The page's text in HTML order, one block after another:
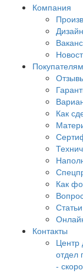
Компания
Покупателям
Как
Как
Статьи
Контакты
Центр
отдел
-